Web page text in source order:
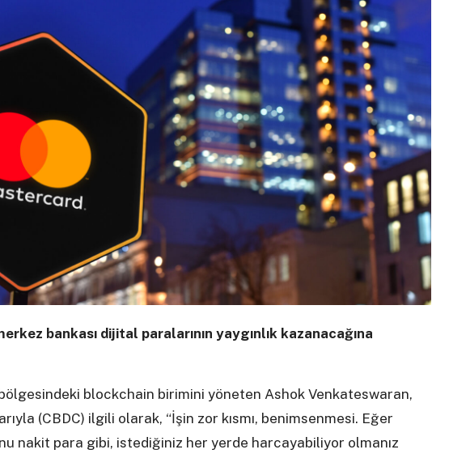
bankası dijital paralarının yaygınlık kazanacağına
blockchain birimini yöneten Ashok Venkateswaran,
(CBDC) ilgili olarak, “İşin zor kısmı, benimsenmesi. Eğer
nakit para gibi, istediğiniz her yerde harcayabiliyor olmanız